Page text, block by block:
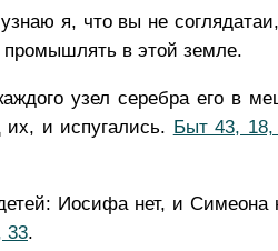
я, что вы не
в этой земле.
узел серебра его в
и испугались. Быт 43, 18,
Иосифа нет, и Симеона
33.